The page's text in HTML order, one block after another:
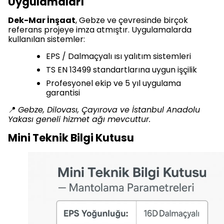
Dek-Mar İnşaat, Gebze ve çevresinde birçok
referans projeye imza atmıştır. Uygulamalarda
kullanılan sistemler:
EPS / Dalmaçyalı ısı yalıtım sistemleri
TS EN 13499 standartlarına uygun işçilik
Profesyonel ekip ve 5 yıl uygulama
garantisi
📍 Gebze, Dilovası, Çayırova ve İstanbul Anadolu
Yakası geneli hizmet ağı mevcuttur.
Mini Teknik Bilgi Kutusu